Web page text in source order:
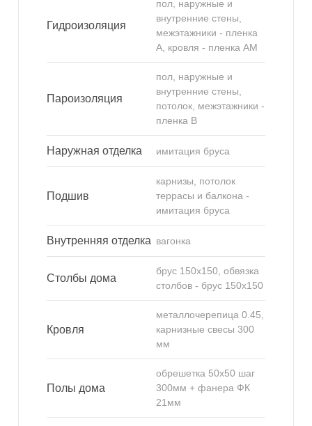
Гидроизоляция
пол, наружные и
внутренние стены,
межэтажники - пленка
А, кровля - пленка АМ
Пароизоляция
пол, наружные и
внутренние стены,
потолок, межэтажники -
пленка В
Наружная отделка имитация бруса
Подшив
карнизы, потолок
террасы и балкона -
имитация бруса
Внутренняя отделка вагонка
Столбы дома
брус 150х150, обвязка
столбов - брус 150х150
Кровля
металлочерепица 0.45,
карнизные свесы 300
мм
Полы дома
обрешетка 50х50 шаг
300мм + фанера ФК
21мм